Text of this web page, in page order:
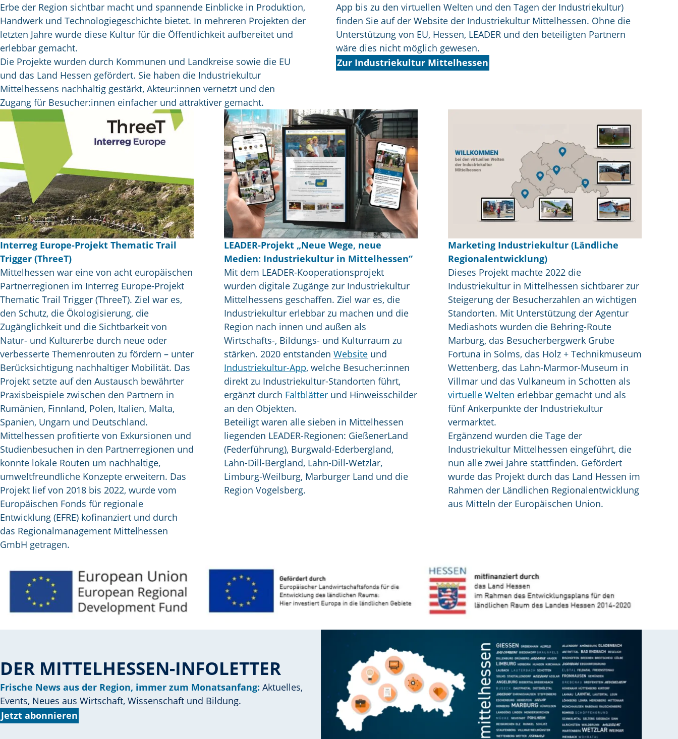
Erbe der Region sichtbar macht und spannende Einblicke in Produktion,
Handwerk und Technologiegeschichte bietet. In mehreren Projekten der
letzten Jahre wurde diese Kultur für die Öffentlichkeit aufbereitet und
erlebbar gemacht.
Die Projekte wurden durch Kommunen und Landkreise sowie die EU
und das Land Hessen gefördert. Sie haben die Industriekultur
Mittelhessens nachhaltig gestärkt, Akteur:innen vernetzt und den
Zugang für Besucher:innen einfacher und attraktiver gemacht.
App bis zu den virtuellen Welten und den Tagen der Industriekultur)
finden Sie auf der Website der Industriekultur Mittelhessen. Ohne die
Unterstützung von EU, Hessen, LEADER und den beteiligten Partnern
wäre dies nicht möglich gewesen.
Zur Industriekultur Mittelhessen
Interreg Europe-Projekt Thematic Trail
Trigger (ThreeT)
Mittelhessen war eine von acht europäischen
Partnerregionen im Interreg Europe-Projekt
Thematic Trail Trigger (ThreeT). Ziel war es,
den Schutz, die Ökologisierung, die
Zugänglichkeit und die Sichtbarkeit von
Natur- und Kulturerbe durch neue oder
verbesserte Themenrouten zu fördern – unter
Berücksichtigung nachhaltiger Mobilität. Das
Projekt setzte auf den Austausch bewährter
Praxisbeispiele zwischen den Partnern in
Rumänien, Finnland, Polen, Italien, Malta,
Spanien, Ungarn und Deutschland.
Mittelhessen profitierte von Exkursionen und
Studienbesuchen in den Partnerregionen und
konnte lokale Routen um nachhaltige,
umweltfreundliche Konzepte erweitern. Das
Projekt lief von 2018 bis 2022, wurde vom
Europäischen Fonds für regionale
Entwicklung (EFRE) kofinanziert und durch
das Regionalmanagement Mittelhessen
GmbH getragen.
LEADER-Projekt „Neue Wege, neue
Medien: Industriekultur in Mittelhessen“
Mit dem LEADER-Kooperationsprojekt
wurden digitale Zugänge zur Industriekultur
Mittelhessens geschaffen. Ziel war es, die
Industriekultur erlebbar zu machen und die
Region nach innen und außen als
Wirtschafts-, Bildungs- und Kulturraum zu
stärken. 2020 entstanden Website und
Industriekultur-App, welche Besucher:innen
direkt zu Industriekultur-Standorten führt,
ergänzt durch Faltblätter und Hinweisschilder
an den Objekten.
Beteiligt waren alle sieben in Mittelhessen
liegenden LEADER-Regionen: GießenerLand
(Federführung), Burgwald-Ederbergland,
Lahn-Dill-Bergland, Lahn-Dill-Wetzlar,
Limburg-Weilburg, Marburger Land und die
Region Vogelsberg.
Marketing Industriekultur (Ländliche
Regionalentwicklung)
Dieses Projekt machte 2022 die
Industriekultur in Mittelhessen sichtbarer zur
Steigerung der Besucherzahlen an wichtigen
Standorten. Mit Unterstützung der Agentur
Mediashots wurden die Behring-Route
Marburg, das Besucherbergwerk Grube
Fortuna in Solms, das Holz + Technikmuseum
Wettenberg, das Lahn-Marmor-Museum in
Villmar und das Vulkaneum in Schotten als
virtuelle Welten erlebbar gemacht und als
fünf Ankerpunkte der Industriekultur
vermarktet.
Ergänzend wurden die Tage der
Industriekultur Mittelhessen eingeführt, die
nun alle zwei Jahre stattfinden. Gefördert
wurde das Projekt durch das Land Hessen im
Rahmen der Ländlichen Regionalentwicklung
aus Mitteln der Europäischen Union.
DER MITTELHESSEN-INFOLETTER
Frische News aus der Region, immer zum Monatsanfang: Aktuelles,
Events, Neues aus Wirtschaft, Wissenschaft und Bildung.
Jetzt abonnieren